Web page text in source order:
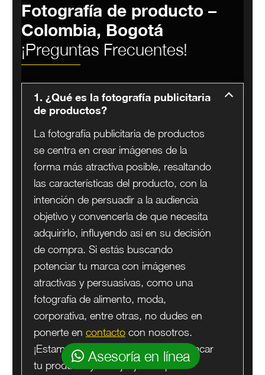
Fotografía de producto –
Colombia, Bogotá
¡Preguntas Frecuentes!
1. ¿Qué es la fotografía publicitaria
de productos?
La fotografía publicitaria de productos
se centra en crear imágenes de la
forma más atractiva posible, resaltando
las características del producto, con la
intención de persuadir a la audiencia
objetivo y convencerla de que necesita
adquirirlo, influyendo así en su decisión
de compra. Si estás buscando
potenciar tu marca con imágenes
atractivas y persuasivas, como una
fotografía de alimento, moda,
corporativa, entre otras, no dudes en
ponerte en contactocon nosotros.
¡Estamos aquí para ayudarte a destacar
tu producto y trabajar juntos para
Asesoría en línea